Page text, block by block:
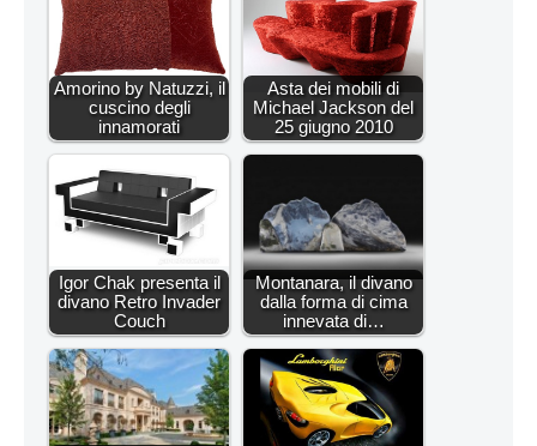
Amorino by Natuzzi, il
cuscino degli
innamorati
Asta dei mobili di
Michael Jackson del
25 giugno 2010
Igor Chak presenta il
divano Retro Invader
Couch
Montanara, il divano
dalla forma di cima
innevata di…